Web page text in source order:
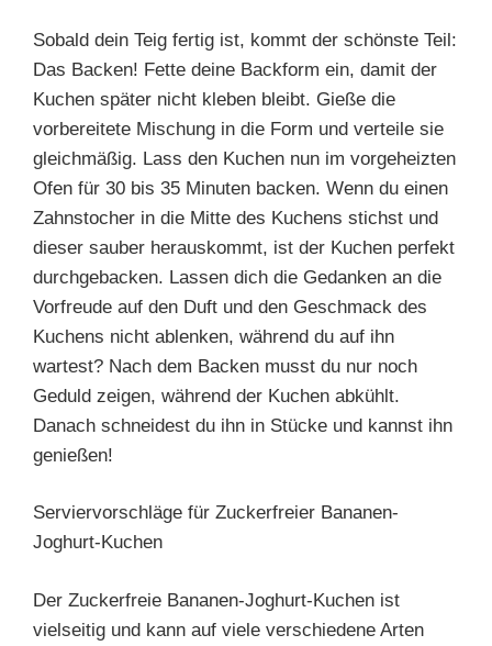
Sobald dein Teig fertig ist, kommt der schönste Teil:
Das Backen! Fette deine Backform ein, damit der
Kuchen später nicht kleben bleibt. Gieße die
vorbereitete Mischung in die Form und verteile sie
gleichmäßig. Lass den Kuchen nun im vorgeheizten
Ofen für 30 bis 35 Minuten backen. Wenn du einen
Zahnstocher in die Mitte des Kuchens stichst und
dieser sauber herauskommt, ist der Kuchen perfekt
durchgebacken. Lassen dich die Gedanken an die
Vorfreude auf den Duft und den Geschmack des
Kuchens nicht ablenken, während du auf ihn
wartest? Nach dem Backen musst du nur noch
Geduld zeigen, während der Kuchen abkühlt.
Danach schneidest du ihn in Stücke und kannst ihn
genießen!
Serviervorschläge für Zuckerfreier Bananen-
Joghurt-Kuchen
Der Zuckerfreie Bananen-Joghurt-Kuchen ist
vielseitig und kann auf viele verschiedene Arten